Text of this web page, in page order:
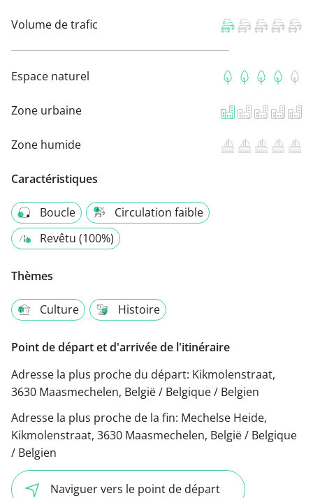
Volume de trafic
Espace naturel
Zone urbaine
Zone humide
Caractéristiques
Boucle
Circulation faible
Revêtu (100%)
Thèmes
Culture Histoire
Point de départ et d'arrivée de l'itinéraire
Adresse la plus proche du départ: Kikmolenstraat,
3630 Maasmechelen, België / Belgique / Belgien
Adresse la plus proche de la fin: Mechelse Heide,
Kikmolenstraat, 3630 Maasmechelen, België / Belgique
/ Belgien
Naviguer vers le point de départ